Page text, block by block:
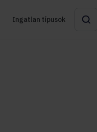
Ingatlan típusok